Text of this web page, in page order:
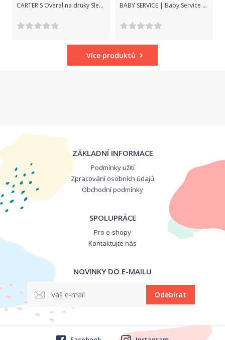
CARTER'S Overal na druky Sleep&Play Grey Ocean chlapec LBB 6m BABY SERVICE | Baby Service Retro | Zimní kojenecká kombinéza s kapucí Baby Service Retro šedá | Šedá | 68 (4-6m)
Více produktů
ZÁKLADNÍ INFORMACE
Podmínky užití
Zpracování osobních údajů
Obchodní podmínky
SPOLUPRÁCE
Pro e-shopy
Kontaktujte nás
NOVINKY DO E-MAILU
Odebírat